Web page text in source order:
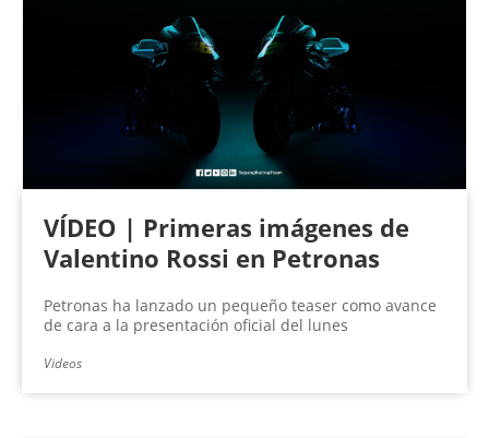
VÍDEO | Primeras imágenes de
Valentino Rossi en Petronas
Petronas ha lanzado un pequeño teaser como avance
de cara a la presentación oficial del lunes
Videos